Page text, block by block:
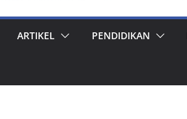
ARTIKEL PENDIDIKAN